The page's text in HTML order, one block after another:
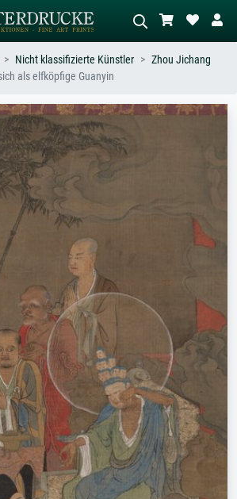
Werktiteln
Welle
Beschreiben Sie die Szene – z.B. Grüne
Wiese, Abstrakt mit viel Rot, Dunkles
Ölgemälde, Stehender Akt neben einem
Nicht klassifizierte Künstler
Zhou Jichang
als elfköpfige Guanyin